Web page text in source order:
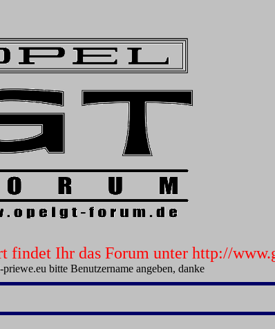
findet Ihr das Forum unter http://
bitte Benutzername angeben, danke